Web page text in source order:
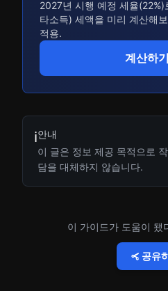
2027년 시행 예정 세율
타소득) 세액을 미리 계산해
적용.
계산하기
ℹ️안내
이 글은 정보 제공 목적으로
담을 대체하지 않습니다.
이 가이드가 도움이 됐
공유